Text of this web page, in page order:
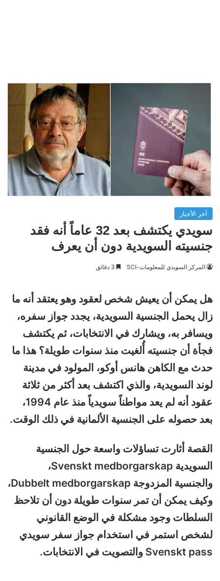
آخر الأخبار
سويدي يكتشف بعد 32 عاماً أنه فقد
جنسيته السويدية دون أن يعرف
المركز السويدي للمعلومات-SCI
هل يمكن أن يعيش شخص لعقود وهو يعتقد أنه ما
زال يحمل الجنسية السويدية، يجدد جواز سفره،
ويسافر به، ويشارك في الانتخابات، ثم يكتشف
فجأة أن جنسيته أُلغيت منذ سنوات طويلة؟ هذا ما
حدث مع الكاهن هانس أوكو، المولود في مدينة
لوند السويدية، والذي اكتشف بعد أكثر من ثلاثة
عقود أنه لم يعد مواطناً سويدياً منذ عام 1994،
بعد حصوله على الجنسية الألمانية في ذلك الوقت.
القصة أثارت تساؤلات واسعة حول الجنسية
السويدية Svenskt medborgarskap،
والجنسية المزدوجة Dubbelt medborgarskap،
وكيف يمكن أن تمر سنوات طويلة دون أن تلاحظ
السلطات وجود مشكلة في الوضع القانوني
لشخص استمر في استخدام جواز سفر سويدي
Svenskt pass والتصويت في الانتخابات.